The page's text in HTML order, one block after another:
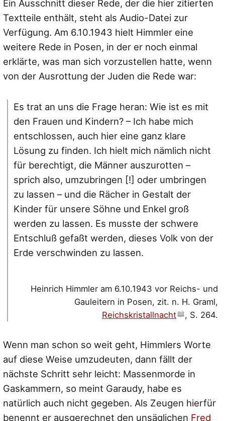
Ein Ausschnitt dieser Rede, der die hier zitierten
Textteile enthält, steht als Audio-Datei zur
Verfügung. Am 6.10.1943 hielt Himmler eine
weitere Rede in Posen, in der er noch einmal
erklärte, was man sich vorzustellen hatte, wenn
von der Ausrottung der Juden die Rede war:
Es trat an uns die Frage heran: Wie ist es mit
den Frauen und Kindern? – Ich habe mich
entschlossen, auch hier eine ganz klare
Lösung zu finden. Ich hielt mich nämlich nicht
für berechtigt, die Männer auszurotten –
sprich also, umzubringen [!] oder umbringen
zu lassen – und die Rächer in Gestalt der
Kinder für unsere Söhne und Enkel groß
werden zu lassen. Es musste der schwere
Entschluß gefaßt werden, dieses Volk von der
Erde verschwinden zu lassen.
Heinrich Himmler am 6.10.1943 vor Reichs- und
Gauleitern in Posen, zit. n. H. Graml,
Reichskristallnacht
, S. 264.
Wenn man schon so weit geht, Himmlers Worte
auf diese Weise umzudeuten, dann fällt der
nächste Schritt sehr leicht: Massenmorde in
Gaskammern, so meint Garaudy, habe es
natürlich auch nicht gegeben. Als Zeugen hierfür
benennt er ausgerechnet den unsäglichen Fred